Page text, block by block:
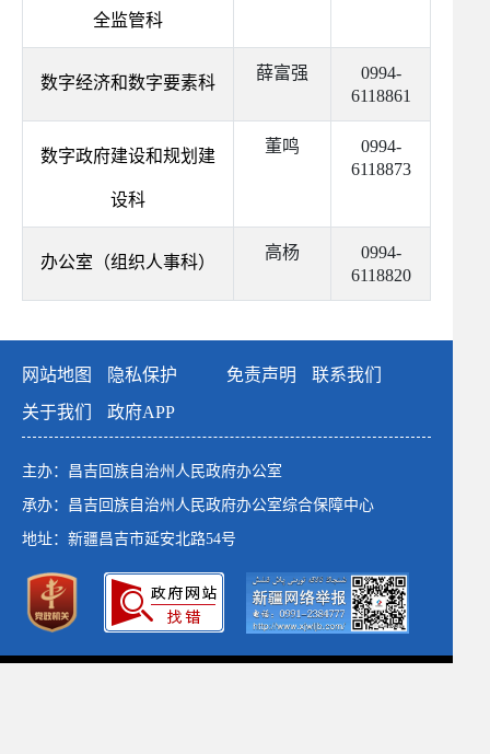
全监管科
数字经济和数字要素科
薛富强
0994-
6118861
数字政府建设和规划建
设科
董鸣
0994-
6118873
办公室（组织人事科）
高杨
0994-
6118820
网站地图 隐私保护 免责声明
联系我们
关于我们
政府APP
主办：昌吉回族自治州人民政府办公室
承办：昌吉回族自治州人民政府办公室综合保障中心
地址：新疆昌吉市延安北路54号